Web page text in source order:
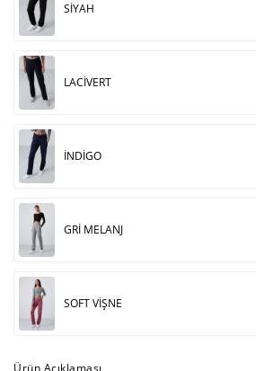
SİYAH
LACİVERT
İNDİGO
GRİ MELANJ
SOFT VİŞNE
Ürün Açıklaması